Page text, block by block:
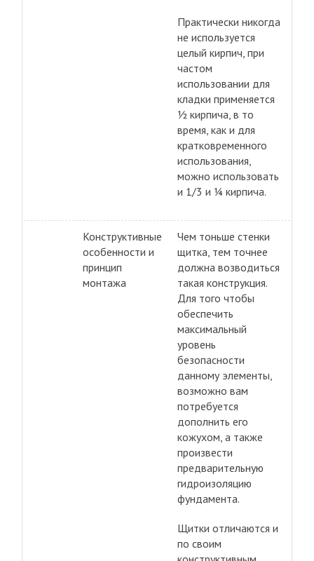
Практически никогда
не используется
целый кирпич, при
частом
использовании для
кладки применяется
½ кирпича, в то
время, как и для
кратковременного
использования,
можно использовать
и 1/3 и ¼ кирпича.
Конструктивные
особенности и
принцип
монтажа
Чем тоньше стенки
щитка, тем точнее
должна возводиться
такая конструкция.
Для того чтобы
обеспечить
максимальный
уровень
безопасности
данному элементы,
возможно вам
потребуется
дополнить его
кожухом, а также
произвести
предварительную
гидроизоляцию
фундамента.
Щитки отличаются и
по своим